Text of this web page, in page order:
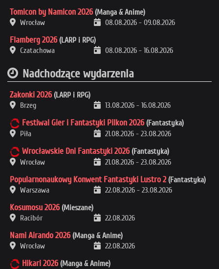
Tomicon by Namicon 2026 (Manga & Anime)
Wrocław
08.08.2026 - 09.08.2026
Flamberg 2026 (LARP i RPG)
Czatachowa
08.08.2026 - 16.08.2026
Nadchodzące wydarzenia
Zakonki 2026 (LARP i RPG)
Brzeg
13.08.2026 - 16.08.2026
Festiwal Gier i Fantastyki Pilkon 2026 (Fantastyka)
Piła
21.08.2026 - 23.08.2026
Wrocławskie Dni Fantastyki 2026 (Fantastyka)
Wrocław
21.08.2026 - 23.08.2026
Popularnonaukowy Konwent Fantastyki Lustro 2 (Fantastyka)
Warszawa
22.08.2026 - 23.08.2026
Kosumosu 2026 (Mieszane)
Racibór
22.08.2026
Nami Airando 2026 (Manga & Anime)
Wrocław
22.08.2026
Hikari 2026 (Manga & Anime)